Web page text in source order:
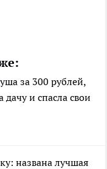
за 300 рублей,
и спасла свои
названа лучшая